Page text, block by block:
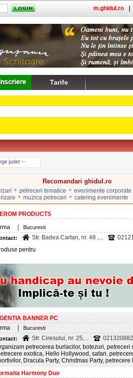
judet --
Recomandari ghidul.ro
• petreceri tematice • evenimente corporate
• muzica petreceri • catering evenimente
PRODUCTS
Bucuresti
Str. Badea Cartan, nr. 48 ,...
pentru
BANNER PC
Bucuresti
Str. Ciresului, nr. 25,...
petrecerea burlacilor, botezuri,
exotica, Hello Hollywood, safari,
Dracula Party, Christmas Party, petrecere
Harmony Duo
m.ghidul.ro
Tarife